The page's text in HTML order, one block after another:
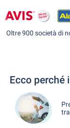
Oltre 900 società di
Ecco perché